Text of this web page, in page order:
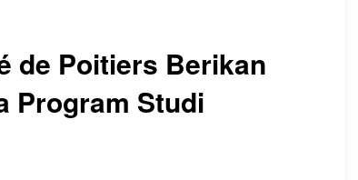
de Poitiers Berikan
Program Studi